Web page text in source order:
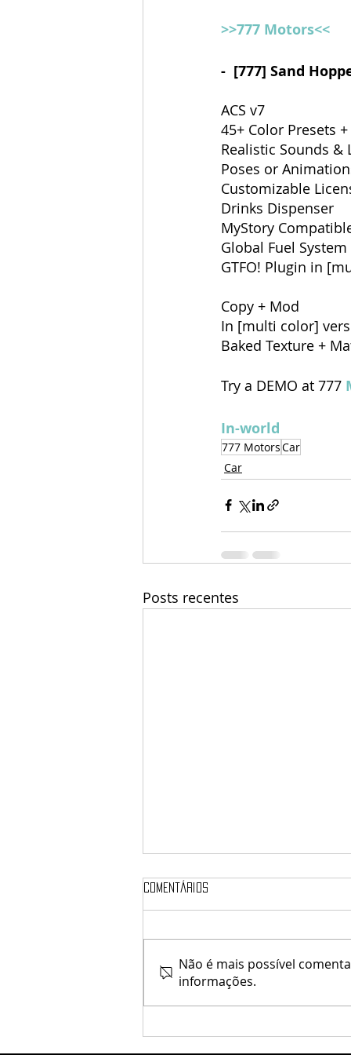
>>777 Motors<<
-  [777] Sand
ACS v7
45+ Color Presets
Realistic Sounds &
Poses or
Customizable
Drinks Dispenser
MyStory
Global Fuel System
GTFO! Plugin in
Copy + Mod
In [multi color]
Baked Texture +
Try a DEMO at 777
In-world
777 MotorsCar
Car
Posts recentes
777 Motors / Banana Rosa
Comentários
Não é mais possível
informações.